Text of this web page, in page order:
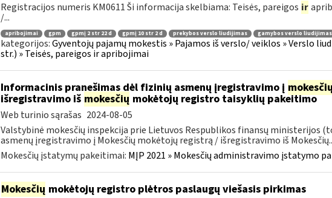
Registracijos numeris KM0611 Ši informacija skelbiama: Teisės, pareigos ir
/...
apribojimai gpm gpmį 2 str 22 d gpmį 10 str 2 d prekybos verslo liudijimas gamybos verslo liudijimas
kategorijos:Gyventojų pajamų mokestis » Pajamos iš verslo/ veiklos » Verslo
str.) » Teisės, pareigos ir apribojimai
Informacinis pranešimas dėl fizinių asmenų įregistravimo į mokesčių
išregistravimo iš mokesčių mokėtojų registro taisyklių pakeitimo
Web turinio sąrašas 2024-08-05
Valstybinė mokesčių inspekcija prie Lietuvos Respublikos finansų ministerijos
asmenų įregistravimo į Mokesčių mokėtojų registrą / išregistravimo iš
Mokesčių įstatymų pakeitimai: MĮP 2021 » Mokesčių administravimo įstatymo
Mokesčių mokėtojų registro plėtros paslaugų viešasis pirkimas